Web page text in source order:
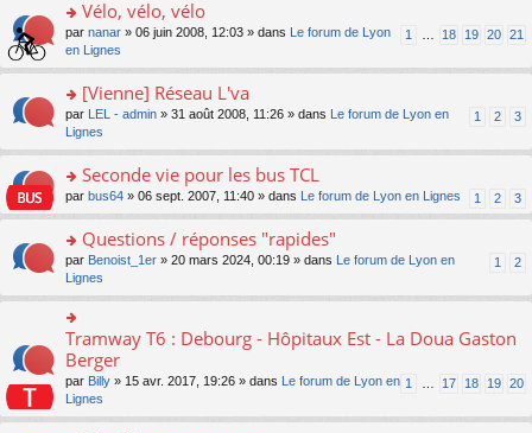
c
e
nt
pl
u
s
ré
c
e
nt
n
o
n
lu
pl
u
s
ré
c
e
s
g
o
n
lu
le
u
s
ré
c
e
nt
le
m
e
s
a
g
e
n
o
n
pl
u
s
ré
c
e
nt
o
n
s
er
le
m
e
s
s
e
n
o
n
lu
le
pl
u
s
ré
c
Vélo, vélo, vélo
1 18 19 20 21
par nanar » 06 juin 2008, 12:03 » dans
Le forum de Lyon
en Lignes
o
s
er
le
m
e
s
s
g
n
o
n
lu
le
[Vienne] Réseau L'va
1 2 3
par LEL - admin » 31 août 2008, 11:26 » dans
Le forum de Lyon en
Lignes
o
n
ult
er
le
m
e
s
g
Seconde vie pour les bus TCL
1 2 3
par bus64 » 06 sept. 2007, 11:40 » dans Le forum de Lyon en Lignes
o
s
ult
er
le
m
e
s
s
Questions / réponses "rapides"
1 2
par Benoist_1er » 20 mars 2024, 00:19 » dans
Le forum de Lyon en
Lignes
o
n
ult
er
le
Tramway T6 : Debourg - Hôpitaux Est - La Doua Gaston
Berger
1 17 18 19 20
par Billy » 15 avr. 2017, 19:26 » dans
Le forum de Lyon en
Lignes